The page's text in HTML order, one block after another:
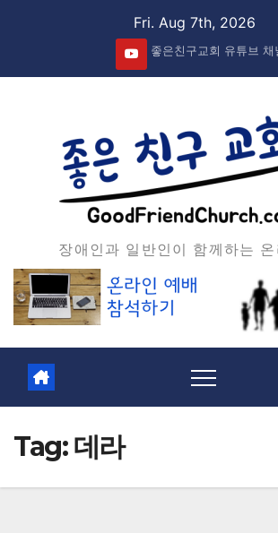
Fri. Aug 7th, 2026
좋은친구교회 유튜브 채
장애인과 일반인이 함께하는 온
Tag:데라